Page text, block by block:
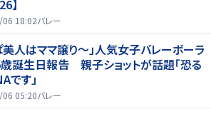
】
18:02バレー
美人はママ譲り～」人気女子バレーボーラ
誕生日報告 親子ショットが話題「恐る
です」
05:20バレー